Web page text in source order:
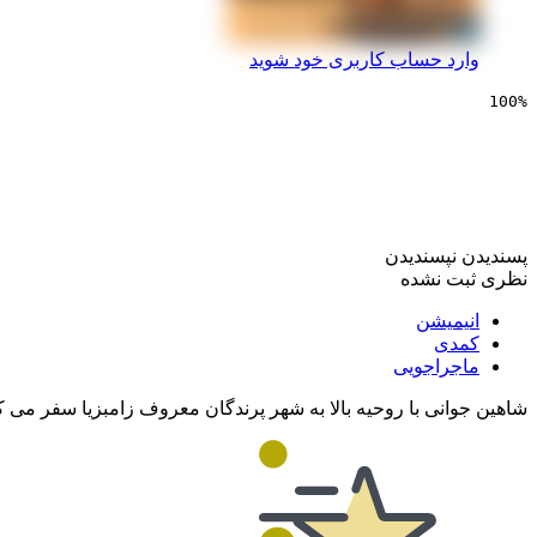
وارد حساب کاربری خود شوید
100%
پسندیدن نپسندیدن
نظری ثبت نشده
انیمیشن
کمدی
ماجراجویی
شاهین جوانی با روحیه بالا به شهر پرندگان معروف زامبزیا سفر می